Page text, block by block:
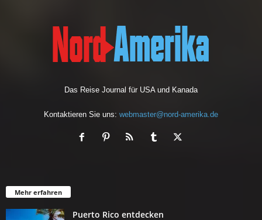
Das Reise Journal für USA und Kanada
Kontaktieren Sie uns: webmaster@nord-amerika.de
Mehr erfahren
Puerto Rico entdecken